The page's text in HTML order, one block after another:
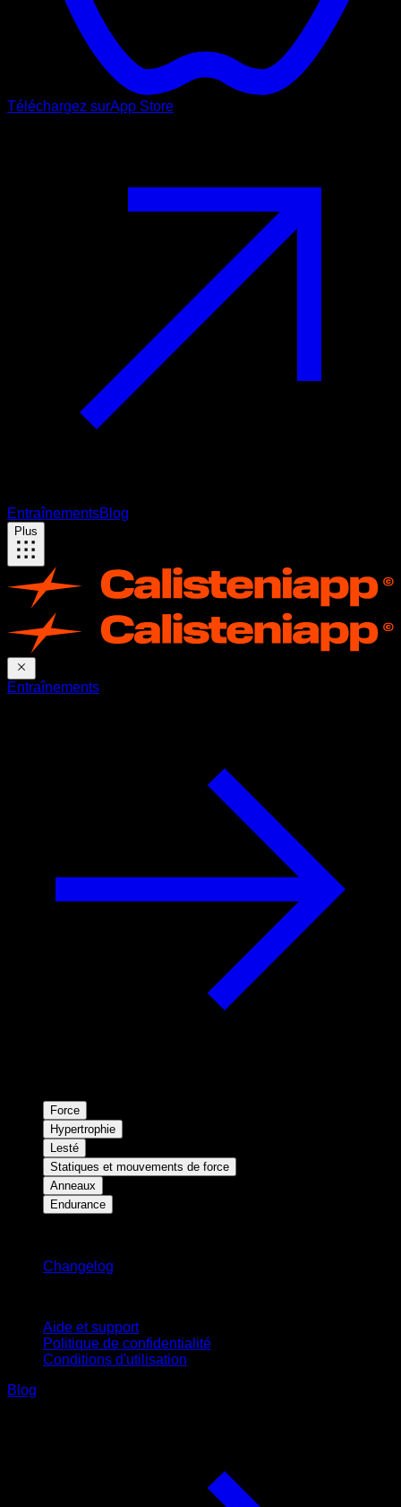
Téléchargez surApp Store
EntraînementsBlog
Plus
Entraînements
Force
Hypertrophie
Lesté
Statiques et mouvements de force
Anneaux
Endurance
Changelog
Aide et support
Politique de confidentialité
Conditions d'utilisation
Blog